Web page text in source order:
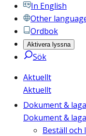
In English
Other
Ordbok
Aktivera lyssna
Sök
Aktuellt
Aktuellt
Dokument &
Dokument &
Beställ och